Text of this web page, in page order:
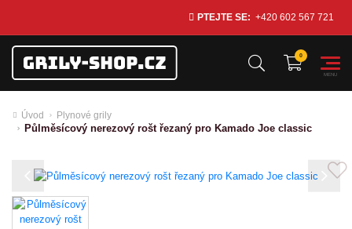
PTEJTE SE: +420 602 567 721
Úvod Plynové grily
Půlměsícový nerezový rošt řezaný pro Kamado Joe classic
Previous Next